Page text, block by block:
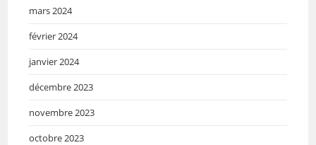
mars 2024
février 2024
janvier 2024
décembre 2023
novembre 2023
octobre 2023